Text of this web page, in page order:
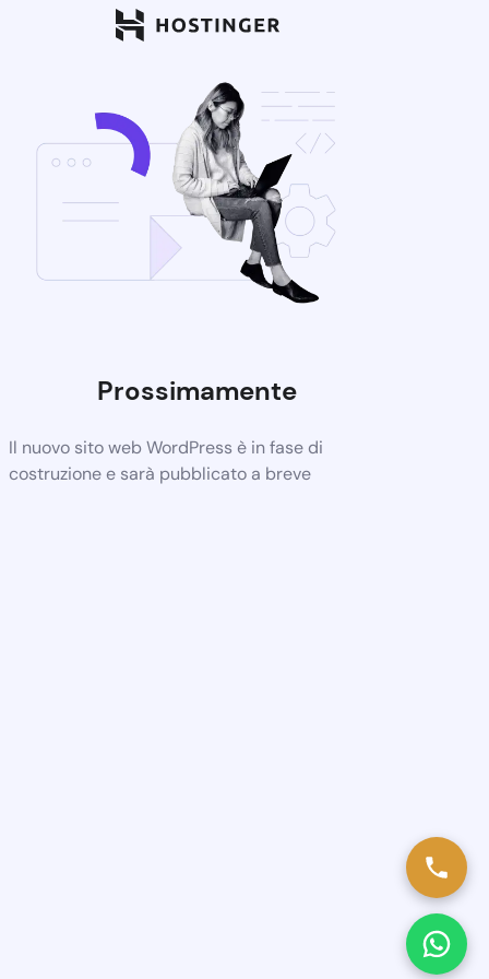
Prossimamente
Il nuovo sito web WordPress è in fase di
costruzione e sarà pubblicato a breve